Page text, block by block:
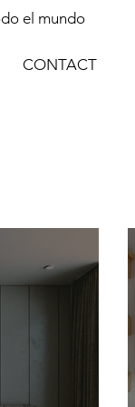
el mundo
CONTACT